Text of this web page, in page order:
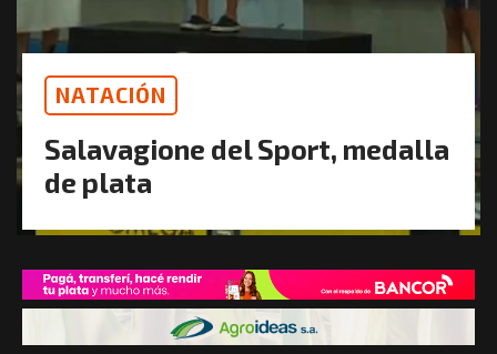
NATACIÓN
Salavagione del Sport, medalla
de plata